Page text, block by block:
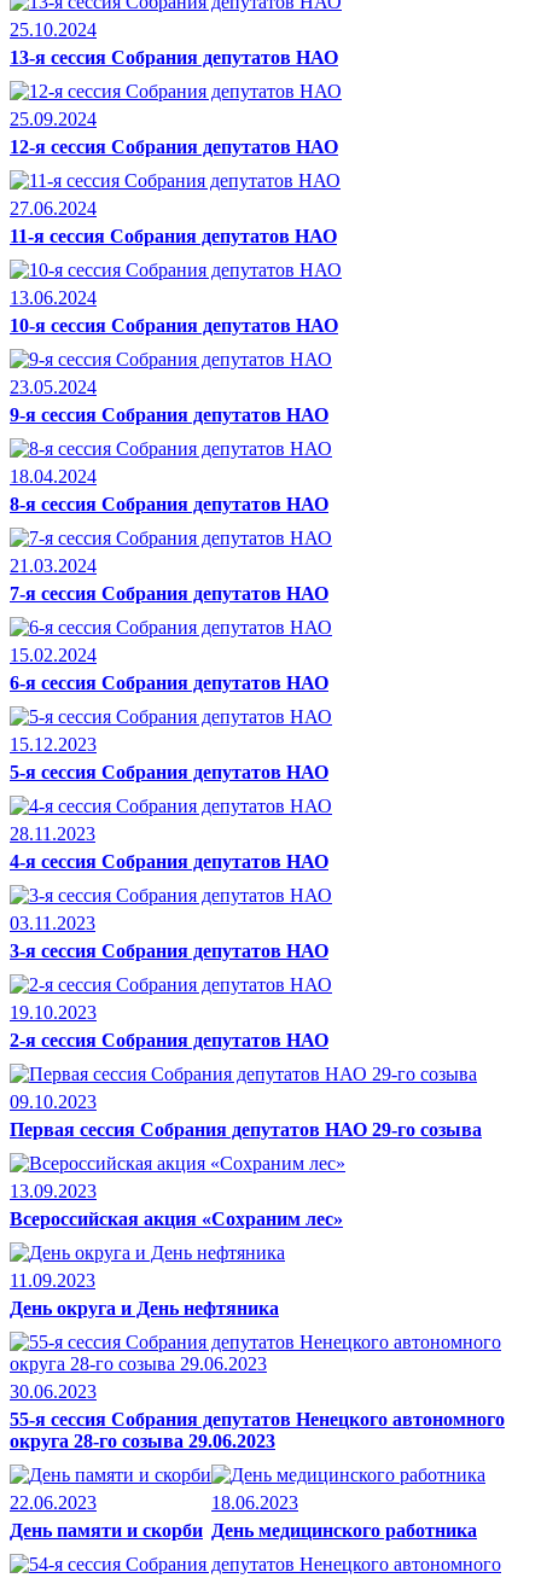
25.10.2024
13-я сессия Собрания депутатов НАО
25.09.2024
12-я сессия Собрания депутатов НАО
27.06.2024
11-я сессия Собрания депутатов НАО
13.06.2024
10-я сессия Собрания депутатов НАО
23.05.2024
9-я сессия Собрания депутатов НАО
18.04.2024
8-я сессия Собрания депутатов НАО
21.03.2024
7-я сессия Собрания депутатов НАО
15.02.2024
6-я сессия Собрания депутатов НАО
15.12.2023
5-я сессия Собрания депутатов НАО
28.11.2023
4-я сессия Собрания депутатов НАО
03.11.2023
3-я сессия Собрания депутатов НАО
19.10.2023
2-я сессия Собрания депутатов НАО
09.10.2023
Первая сессия Собрания депутатов НАО 29-го созыва
13.09.2023
Всероссийская акция «Сохраним лес»
11.09.2023
День округа и День нефтяника
30.06.2023
55-я сессия Собрания депутатов Ненецкого автономного
округа 28-го созыва 29.06.2023
22.06.2023
День памяти и скорби
18.06.2023
День медицинского работника